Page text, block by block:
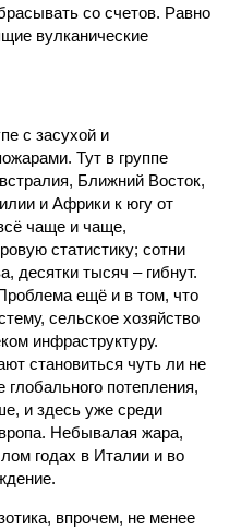
со счетов. Равно
вулканические
с засухой и
Тут в группе
Ближний Восток,
и Африки к югу от
чаще и чаще,
статистику; сотни
десятки тысяч – гибнут.
ещё и в том, что
сельское хозяйство
инфраструктуру.
становиться чуть ли не
потепления,
и здесь уже среди
Небывалая жара,
годах в Италии и во
впрочем, не менее